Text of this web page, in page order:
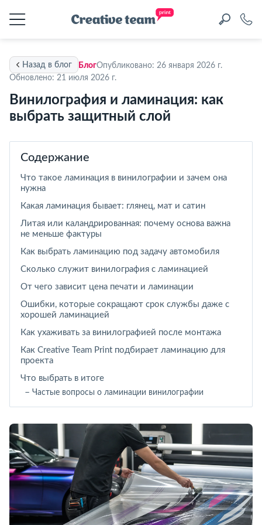
Назад в блог БлогОпубликовано: 26 января 2026 г.
Обновлено: 21 июля 2026 г.
Винилография и ламинация: как
выбрать защитный слой
Содержание
Что такое ламинация в винилографии и зачем она
нужна
Какая ламинация бывает: глянец, мат и сатин
Литая или каландрированная: почему основа важна
не меньше фактуры
Как выбрать ламинацию под задачу автомобиля
Сколько служит винилография с ламинацией
От чего зависит цена печати и ламинации
Ошибки, которые сокращают срок службы даже с
хорошей ламинацией
Как ухаживать за винилографией после монтажа
Как Creative Team Print подбирает ламинацию для
проекта
Что выбрать в итоге
Частые вопросы о ламинации винилографии